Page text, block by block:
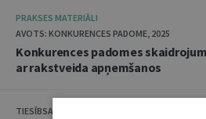
PRAKSES MATERIĀLI
AVOTS: KONKURENCES PADOME, 2025
Konkurences padomes
ar rakstveida apņemšanos
TIESĪBSARGA BIROJS, DATU VALSTS INSPEKCIJA